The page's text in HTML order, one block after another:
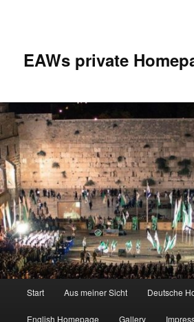
EAWs private
Start Aus meiner Sicht Deutsche
English Homepage Gallery